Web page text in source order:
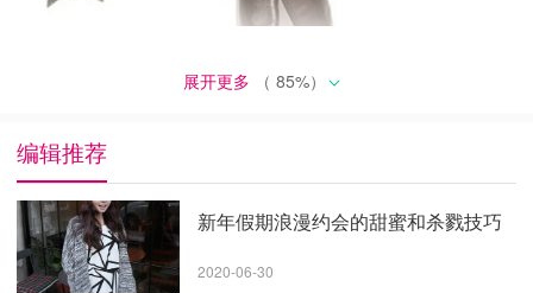
时尚评论:黑色拉链装饰的裹臀连衣裙穿起来特别年轻。
今天的第三名着装风格非常流行。当然，军装靴是MM的
必备物品之一。黑色带扣设计赋予它们凉爽的感觉，适
展开更多 （ 85%）
编辑推荐
新年假期浪漫约会的甜蜜和杀戮技巧
2020-06-30